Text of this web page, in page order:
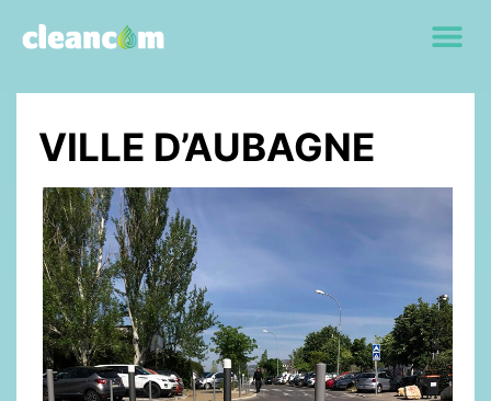
VILLE D’AUBAGNE